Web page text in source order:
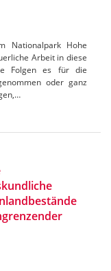
Nationalpark Hohe
Arbeit in diese
Folgen es für die
oder ganz